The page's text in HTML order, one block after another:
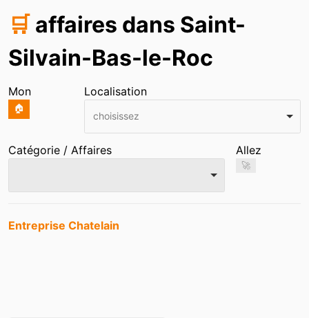
🛒 affaires dans Saint-
Silvain-Bas-le-Roc
Mon
🏠
Localisation
choisissez
Catégorie / Affaires Allez
🚀
Entrées
Entreprise Chatelain